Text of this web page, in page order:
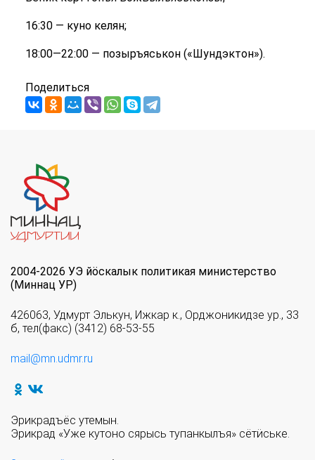
16:30 — куно келян;
18:00—22:00 — позыръяськон («Шундэктон»).
Поделиться
2004-2026 УЭ йöскалык политикая министерство
(Миннац УР)
426063, Удмурт Элькун, Ижкар к., Орджоникидзе ур., 33
б, тел(факс) (3412) 68-53-55
mail@mn.udmr.ru
Эрикрадъёс утемын.
Эрикрад «Уже кутоно сярысь тупанкылъя» сётӥське.